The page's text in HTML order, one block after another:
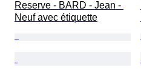
Reserve - BARD - Jean -
Neuf avec étiquette